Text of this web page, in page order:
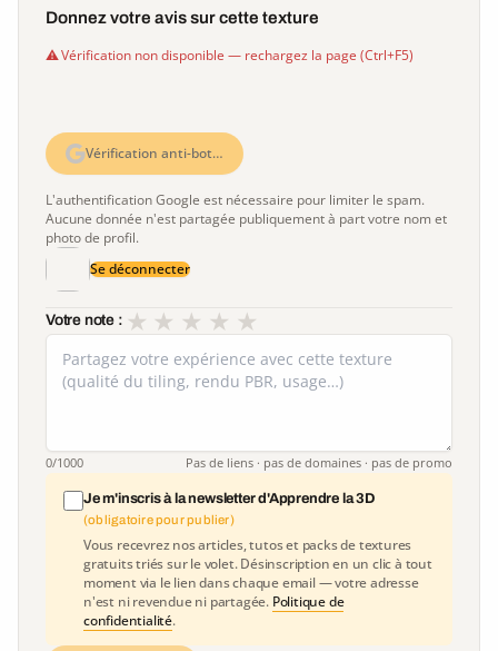
Donnez votre avis sur cette texture
Vérification non disponible — rechargez la page (Ctrl+F5)
Vérification anti-bot…
L'authentification Google est nécessaire pour limiter le spam.
Aucune donnée n'est partagée publiquement à part votre nom et
photo de profil.
Se déconnecter
Votre note : ★
★
★
★
★
0/1000 Pas de liens · pas de domaines · pas de promo
Je m'inscris à la newsletter d'Apprendre la 3D
(obligatoire pour publier)
Vous recevrez nos articles, tutos et packs de textures
gratuits triés sur le volet. Désinscription en un clic à tout
moment via le lien dans chaque email — votre adresse
n'est ni revendue ni partagée. Politique de
confidentialité.